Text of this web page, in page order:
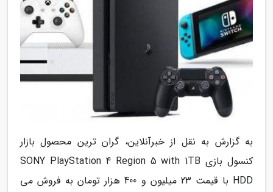
به گزارش به نقل از خبرآنلاین، گران ترین محصول بازار
کنسول بازی SONY PlayStation 4 Region 5 with 1TB
HDD با قیمت 23 میلیون و 400 هزار تومان به فروش می